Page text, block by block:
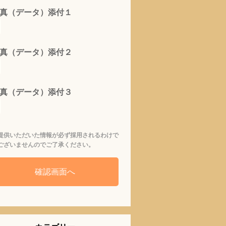
（データ）添付１
（データ）添付２
（データ）添付３
供いただいた情報が必ず採用されるわけで
ざいませんのでご了承ください。